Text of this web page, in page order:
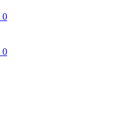
0
0